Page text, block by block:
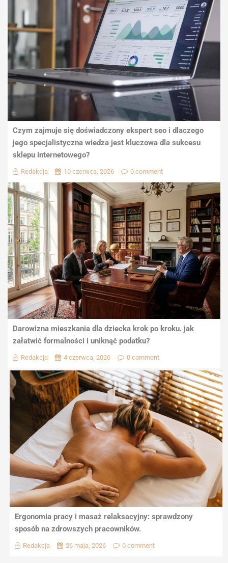
Czym zajmuje się doświadczony ekspert seo i dlaczego
jego specjalistyczna wiedza jest kluczowa dla sukcesu
sklepu internetowego?
Redakcja 10 czerwca, 2026 0 comment
Darowizna mieszkania dla dziecka krok po kroku. jak
załatwić formalności i uniknąć podatku?
Redakcja 4 czerwca, 2026 0 comment
Ergonomia pracy i masaż relaksacyjny: sprawdzony
sposób na zdrowszych pracowników.
Redakcja 26 maja, 2026 0 comment